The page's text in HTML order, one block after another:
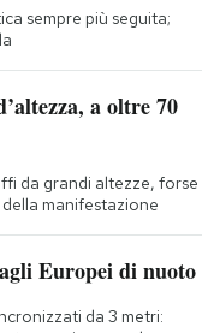
sempre più seguita;
a oltre 70
da grandi altezze, forse
manifestazione
Europei di nuoto
da 3 metri: